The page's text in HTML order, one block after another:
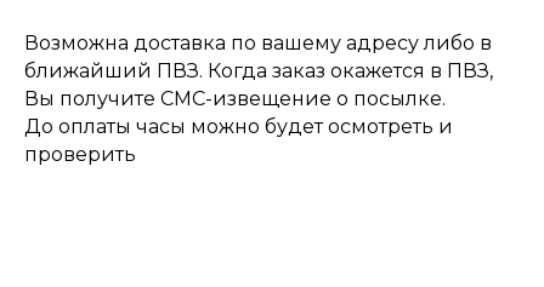
Возможна доставка по вашему адресу либо в
ближайший ПВЗ. Когда заказ окажется в ПВЗ,
Вы получите СМС-извещение о посылке.
До оплаты часы можно будет осмотреть и
проверить